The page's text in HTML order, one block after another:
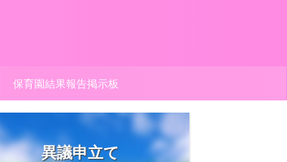
保育園結果報告掲示板
異議申立て